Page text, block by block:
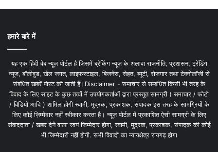
हमारे बारे में
यह एक हिंदी वेब न्यूज़ पोर्टल है जिसमें ब्रेकिंग न्यूज़ के अलावा राजनीति, प्रशासन, ट्रेंडिंग
न्यूज, बॉलीवुड, खेल जगत, लाइफस्टाइल, बिजनेस, सेहत, ब्यूटी, रोजगार तथा टेक्नोलॉजी से
संबंधित खबरें पोस्ट की जाती है।Disclaimer - समाचार से सम्बंधित किसी भी तरह के
विवाद के लिए साइट के कुछ तत्वों में उपयोगकर्ताओं द्वारा प्रस्तुत सामग्री ( समाचार / फोटो
/ विडियो आदि ) शामिल होगी स्वामी, मुद्रक, प्रकाशक, संपादक इस तरह के सामग्रियों के
लिए कोई ज़िम्मेदार नहीं स्वीकार करता है। न्यूज़ पोर्टल में प्रकाशित ऐसी सामग्री के लिए
संवाददाता / खबर देने वाला स्वयं जिम्मेदार होगा, स्वामी, मुद्रक, प्रकाशक, संपादक की कोई
भी जिम्मेदारी नहीं होगी. सभी विवादों का न्यायक्षेत्र रायगढ़ होगा